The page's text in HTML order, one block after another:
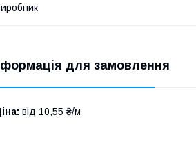
для замовлення
від 10,55 ₴/м